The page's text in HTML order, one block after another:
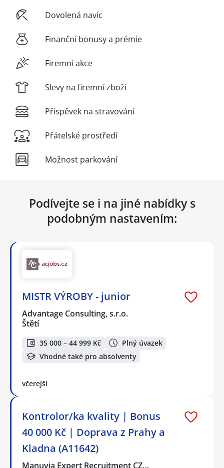
Dovolená navíc
Finanční bonusy a prémie
Firemní akce
Slevy na firemní zboží
Příspěvek na stravování
Přátelské prostředí
Možnost parkování
Podívejte se i na jiné nabídky s
podobným nastavením:
MISTR VÝROBY - junior
Advantage Consulting, s.r.o.
Štětí
35 000 – 44 999 Kč
Plný úvazek
Vhodné také pro absolventy
včerejší
Kontrolor/ka kvality | Bonus
40 000 Kč | Doprava z Prahy a
Kladna (A11642)
Manuvia Expert Recruitment CZ…